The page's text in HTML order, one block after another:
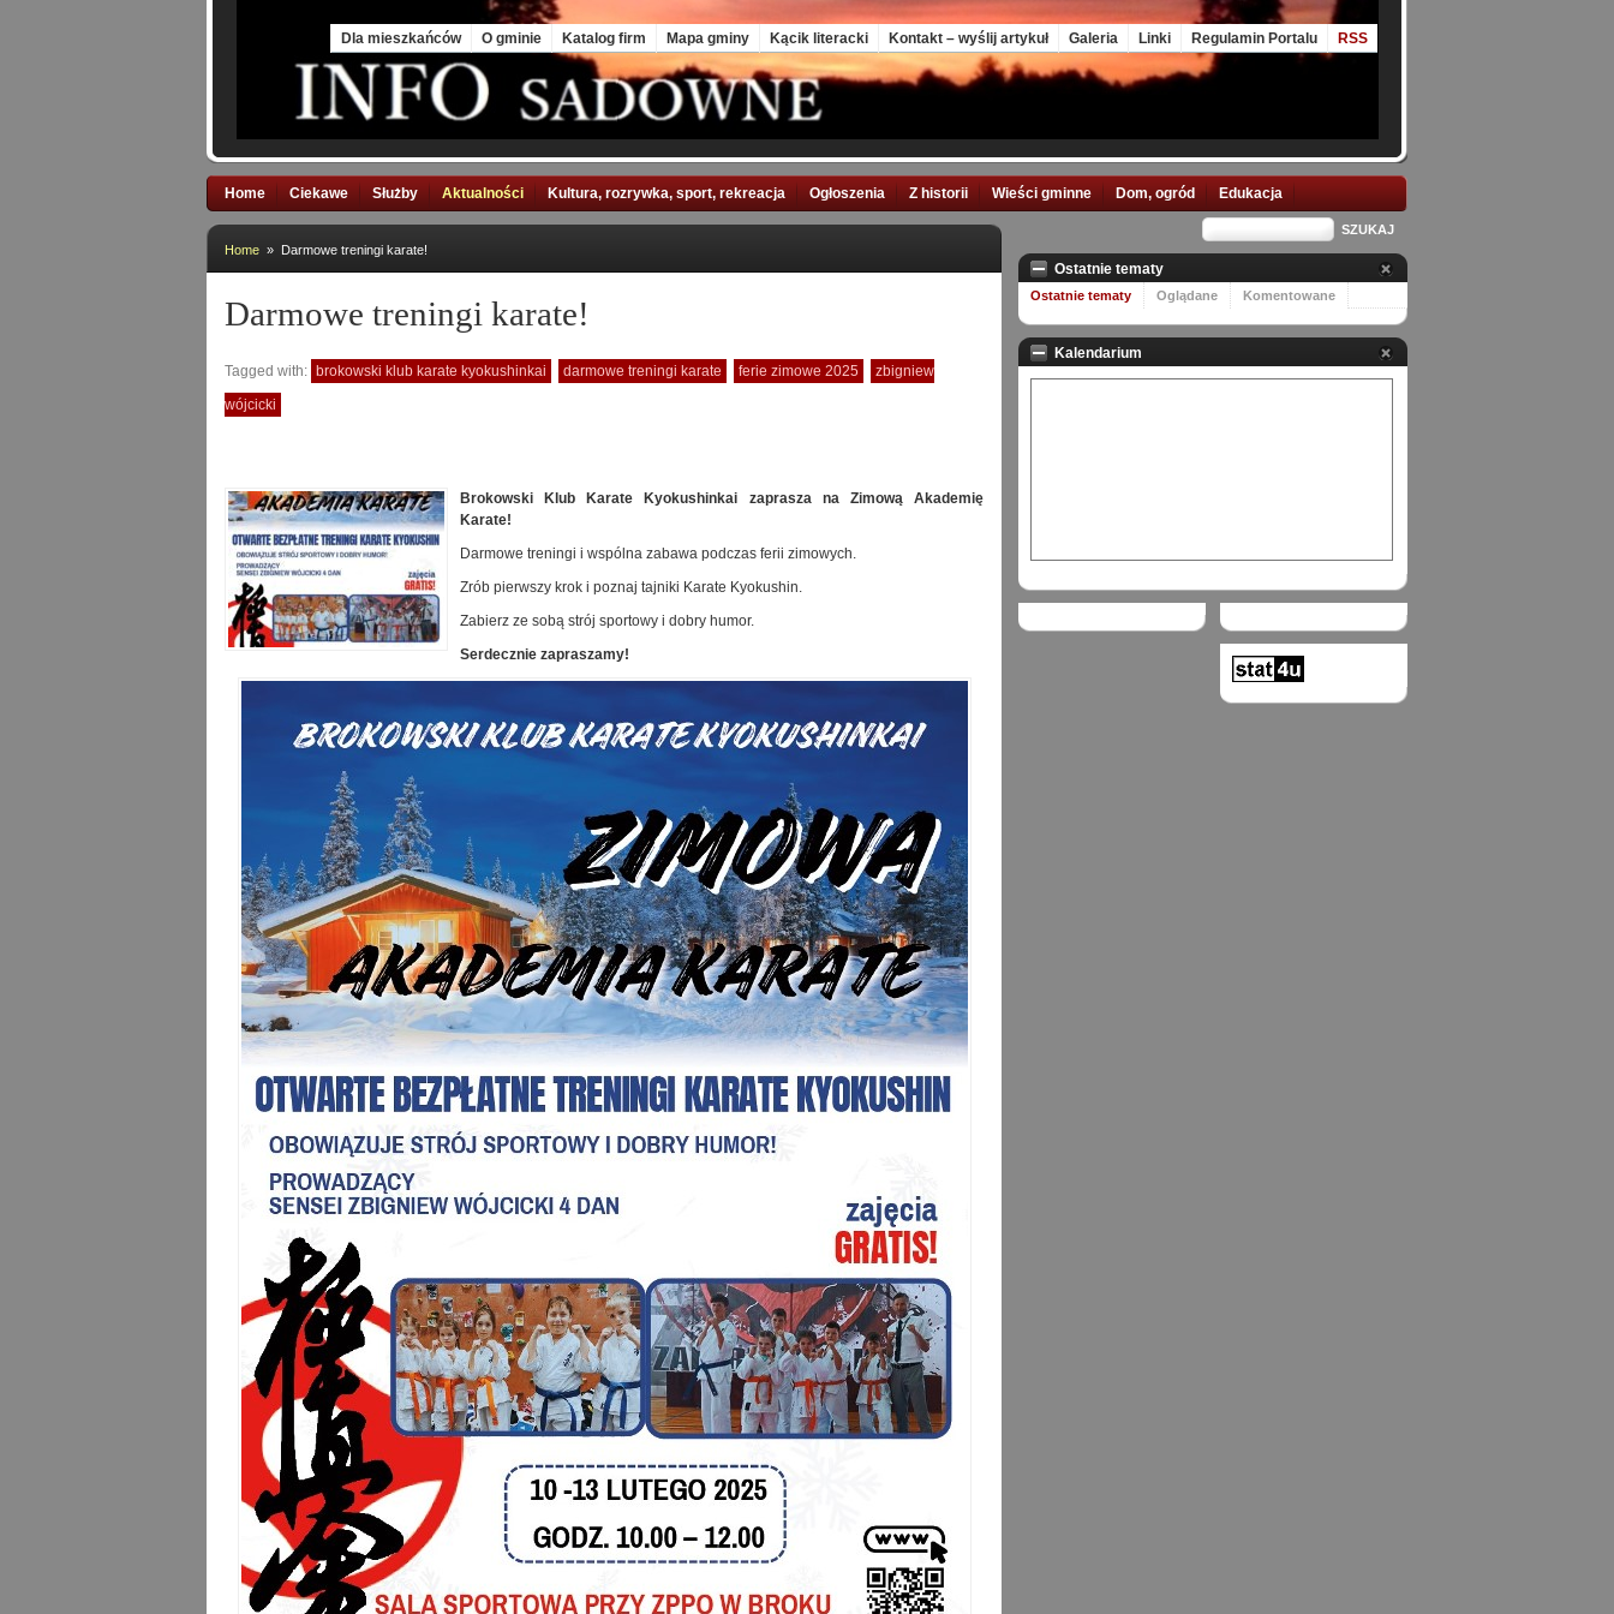
Dla mieszkańców O gminie Katalog firm Mapa gminy Kącik literacki Kontakt – wyślij artykuł Galeria Linki Regulamin Portalu RSS
Home Ciekawe Służby Aktualności Kultura, rozrywka, sport, rekreacja Ogłoszenia Z historii Wieści gminne Dom, ogród Edukacja
Home » Darmowe treningi karate!
Darmowe treningi karate!
Tagged with: brokowski klub karate kyokushinkai darmowe treningi karate ferie zimowe 2025
zbigniew
wójcicki
Brokowski Klub Karate Kyokushinkai zaprasza na Zimową Akademię
Karate!
Darmowe treningi i wspólna zabawa podczas ferii zimowych.
Zrób pierwszy krok i poznaj tajniki Karate Kyokushin.
Zabierz ze sobą strój sportowy i dobry humor.
Serdecznie zapraszamy!
Ostatnie tematy
Ostatnie tematy Oglądane Komentowane
Kalendarium